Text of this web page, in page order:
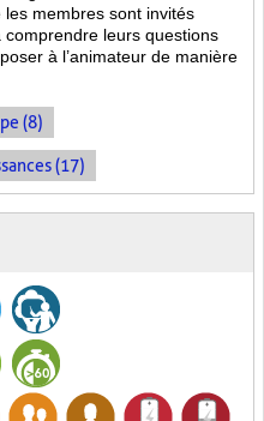
membres sont invités
comprendre leurs questions
à l’animateur de manière
(8)
(17)